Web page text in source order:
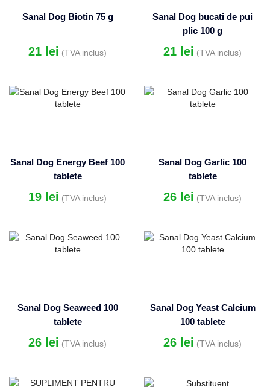
Sanal Dog Biotin 75 g
21 lei (TVA inclus)
Sanal Dog bucati de pui
plic 100 g
21 lei (TVA inclus)
Sanal Dog Energy Beef 100
tablete
19 lei (TVA inclus)
Sanal Dog Garlic 100
tablete
26 lei (TVA inclus)
Sanal Dog Seaweed 100
tablete
26 lei (TVA inclus)
Sanal Dog Yeast Calcium
100 tablete
26 lei (TVA inclus)